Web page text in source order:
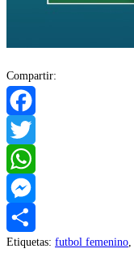
Compartir:
Facebook
Twitter
WhatsApp
Messenger
Compartir
Etiquetas: futbol femenino